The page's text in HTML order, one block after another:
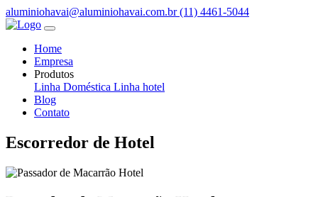
aluminiohavai@aluminiohavai.com.br(11) 4461-5044
Home
Empresa
Produtos
Linha Doméstica Linha hotel
Blog
Contato
Escorredor de Hotel